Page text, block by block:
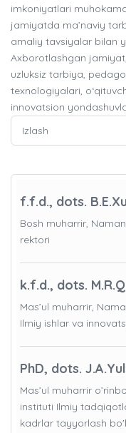
imkoniyatlari
jamiyatda ma’naviy
amaliy tavsiyalar bilan
Axborotlashgan
uzluksiz tarbiya,
texnologiyalari,
innovatsion
f.f.d., dots.
Bosh muharrir,
rektori
k.f.d., dots.
Mas’ul muharrir,
Ilmiy ishlar va
PhD, dots.
Mas’ul muharrir
instituti Ilmiy
kadrlar tayyorlash